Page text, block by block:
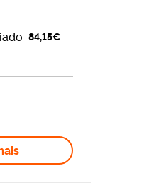
84,15€